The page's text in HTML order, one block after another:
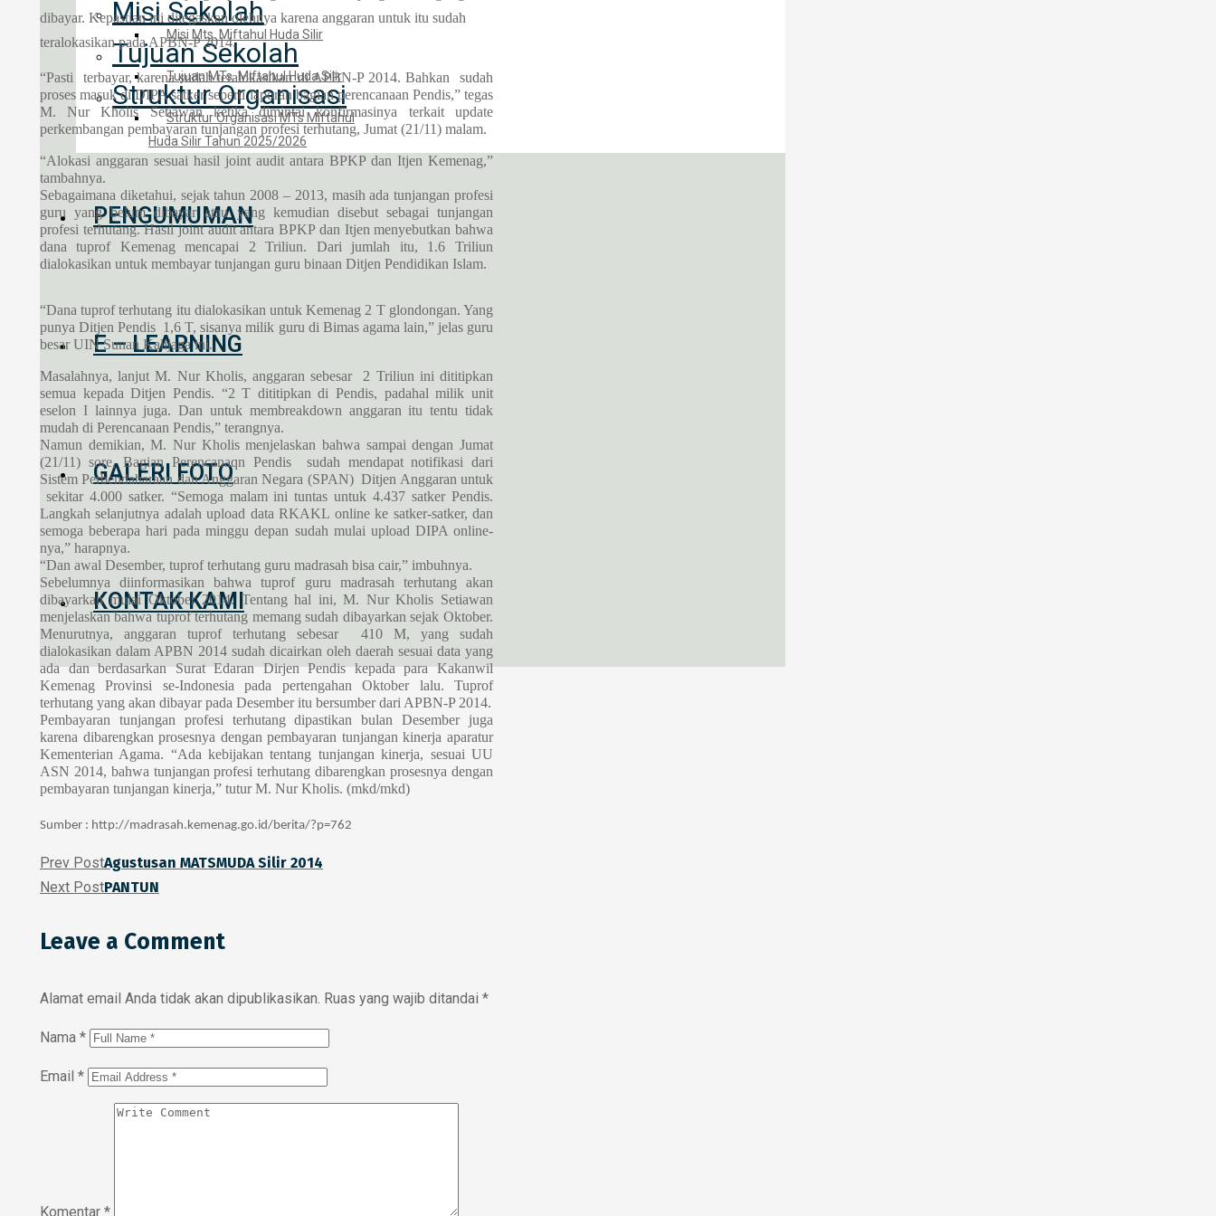
Misi Sekolah
Misi Mts. Miftahul Huda Silir
Tujuan Sekolah
Tujuan MTs. Miftahul Huda Silir
Struktur Organisasi
Struktur Organisasi MTs Miftahul
Huda Silir Tahun 2025/2026
PENGUMUMAN
E – LEARNING
GALERI FOTO
KONTAK KAMI
dibayar. Kepastian ini ditegaskan olehnya karena anggaran untuk itu sudah
teralokasikan pada APBN-P 2014.
“Pasti terbayar, karena sudah teralokasikan di APBN-P 2014. Bahkan sudah
proses masuk di DIPA satker seperti laporan bagian perencanaan Pendis,” tegas
M. Nur Kholis Setiawan ketika dimintai konfirmasinya terkait update
perkembangan pembayaran tunjangan profesi terhutang, Jumat (21/11) malam.
“Alokasi anggaran sesuai hasil joint audit antara BPKP dan Itjen Kemenag,”
tambahnya.
Sebagaimana diketahui, sejak tahun 2008 – 2013, masih ada tunjangan profesi
guru yang belum dibayar atau yang kemudian disebut sebagai tunjangan
profesi terhutang. Hasil joint audit antara BPKP dan Itjen menyebutkan bahwa
dana tuprof Kemenag mencapai 2 Triliun. Dari jumlah itu, 1.6 Triliun
dialokasikan untuk membayar tunjangan guru binaan Ditjen Pendidikan Islam.
“Dana tuprof terhutang itu dialokasikan untuk Kemenag 2 T glondongan. Yang
punya Ditjen Pendis 1,6 T, sisanya milik guru di Bimas agama lain,” jelas guru
besar UIN Sunan Kalijaga ini.
Masalahnya, lanjut M. Nur Kholis, anggaran sebesar 2 Triliun ini dititipkan
semua kepada Ditjen Pendis. “2 T dititipkan di Pendis, padahal milik unit
eselon I lainnya juga. Dan untuk membreakdown anggaran itu tentu tidak
mudah di Perencanaan Pendis,” terangnya.
Namun demikian, M. Nur Kholis menjelaskan bahwa sampai dengan Jumat
(21/11) sore, Bagian Perencanaqn Pendis sudah mendapat notifikasi dari
Sistem Perbendaharaan dan Anggaran Negara (SPAN) Ditjen Anggaran untuk
sekitar 4.000 satker. “Semoga malam ini tuntas untuk 4.437 satker Pendis.
Langkah selanjutnya adalah upload data RKAKL online ke satker-satker, dan
semoga beberapa hari pada minggu depan sudah mulai upload DIPA online-
nya,” harapnya.
“Dan awal Desember, tuprof terhutang guru madrasah bisa cair,” imbuhnya.
Sebelumnya diinformasikan bahwa tuprof guru madrasah terhutang akan
dibayarkan mulai Oktober 2014. Tentang hal ini, M. Nur Kholis Setiawan
menjelaskan bahwa tuprof terhutang memang sudah dibayarkan sejak Oktober.
Menurutnya, anggaran tuprof terhutang sebesar 410 M, yang sudah
dialokasikan dalam APBN 2014 sudah dicairkan oleh daerah sesuai data yang
ada dan berdasarkan Surat Edaran Dirjen Pendis kepada para Kakanwil
Kemenag Provinsi se-Indonesia pada pertengahan Oktober lalu. Tuprof
terhutang yang akan dibayar pada Desember itu bersumber dari APBN-P 2014.
Pembayaran tunjangan profesi terhutang dipastikan bulan Desember juga
karena dibarengkan prosesnya dengan pembayaran tunjangan kinerja aparatur
Kementerian Agama. “Ada kebijakan tentang tunjangan kinerja, sesuai UU
ASN 2014, bahwa tunjangan profesi terhutang dibarengkan prosesnya dengan
pembayaran tunjangan kinerja,” tutur M. Nur Kholis. (mkd/mkd)
Sumber : http://madrasah.kemenag.go.id/berita/?p=762
Prev PostAgustusan MATSMUDA Silir 2014
Next PostPANTUN
Leave a Comment
Alamat email Anda tidak akan dipublikasikan. Ruas yang wajib ditandai *
Nama *
Email *
Komentar *